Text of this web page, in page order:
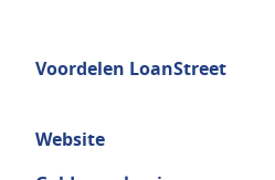
Voordelen LoanStreet
Website